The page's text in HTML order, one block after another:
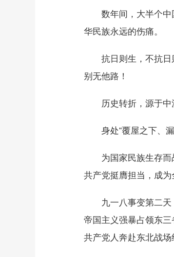
数年间，大半个中
华民族永远的伤痛。
抗日则生，不抗日
别无他路！
历史转折，源于中
身处“覆屋之下、漏
为国家民族生存而
共产党挺膺担当，成为
九一八事变第二天
帝国主义强暴占领东
共产党人奔赴东北战